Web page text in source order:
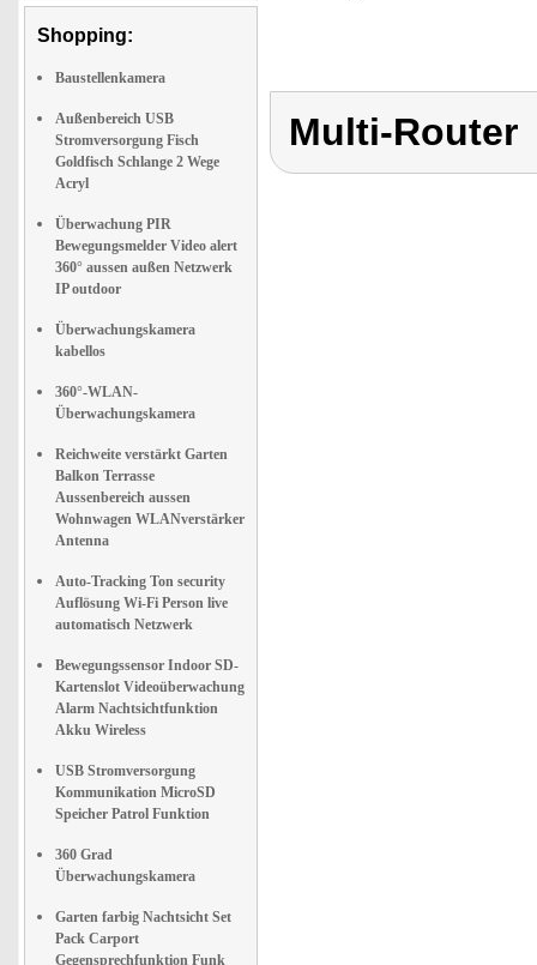
Shopping:
Baustellenkamera
Außenbereich USB
Stromversorgung Fisch
Goldfisch Schlange 2 Wege
Acryl
Überwachung PIR
Bewegungsmelder Video alert
360° aussen außen Netzwerk
IP outdoor
Überwachungskamera
kabellos
360°-WLAN-
Überwachungskamera
Reichweite verstärkt Garten
Balkon Terrasse
Aussenbereich aussen
Wohnwagen WLANverstärker
Antenna
Auto-Tracking Ton security
Auflösung Wi-Fi Person live
automatisch Netzwerk
Bewegungssensor Indoor SD-
Kartenslot Videoüberwachung
Alarm Nachtsichtfunktion
Akku Wireless
USB Stromversorgung
Kommunikation MicroSD
Speicher Patrol Funktion
360 Grad
Überwachungskamera
Garten farbig Nachtsicht Set
Pack Carport
Gegensprechfunktion Funk
Multi-Router